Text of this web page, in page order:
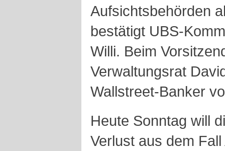
Aufsichtsbehörden
bestätigt UBS-
Willi. Beim
Verwaltungsrat
Wallstreet-Banker
Heute Sonntag will
Verlust aus dem